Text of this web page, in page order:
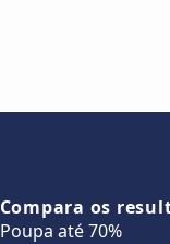
Compara os
Poupa até 70%